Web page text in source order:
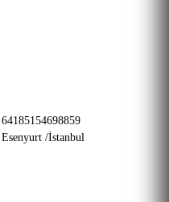
/İstanbul